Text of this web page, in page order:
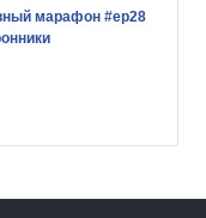
марафон #ер28